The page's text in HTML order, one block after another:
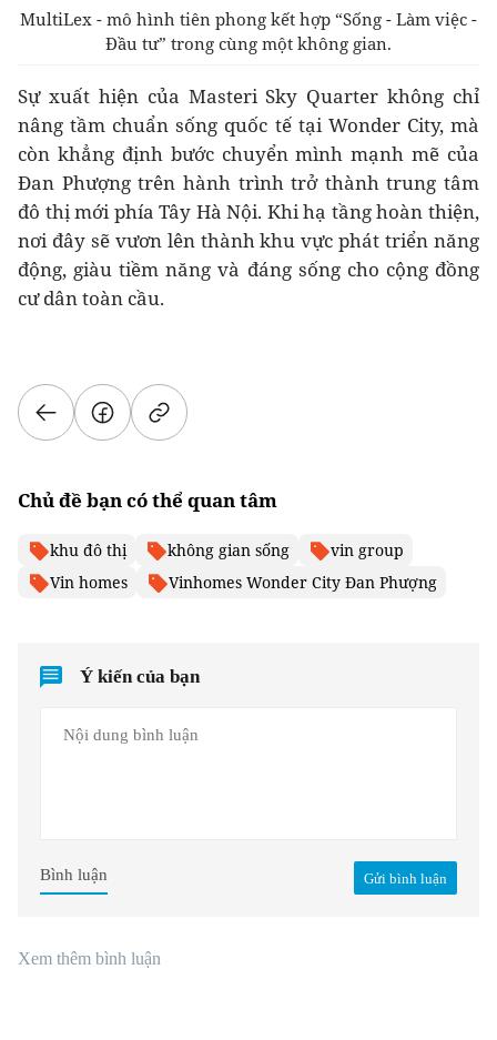
MultiLex - mô hình tiên phong kết hợp “Sống - Làm việc -
Đầu tư” trong cùng một không gian.
Sự xuất hiện của Masteri Sky Quarter không chỉ
nâng tầm chuẩn sống quốc tế tại Wonder City, mà
còn khẳng định bước chuyển mình mạnh mẽ của
Đan Phượng trên hành trình trở thành trung tâm
đô thị mới phía Tây Hà Nội. Khi hạ tầng hoàn thiện,
nơi đây sẽ vươn lên thành khu vực phát triển năng
động, giàu tiềm năng và đáng sống cho cộng đồng
cư dân toàn cầu.
Chủ đề bạn có thể quan tâm
khu đô thị không gian sống
vin group
Vin homes
Vinhomes Wonder City Đan Phượng
Ý kiến của bạn
Gửi bình luận
Bình luận
Xem thêm bình luận